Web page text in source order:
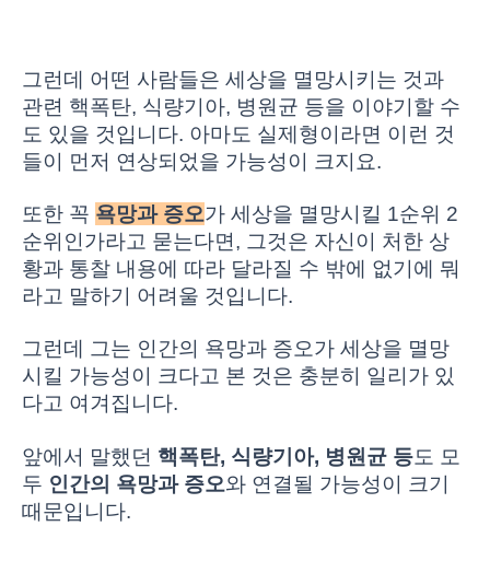
그런데 어떤 사람들은 세상을 멸망시키는 것과
관련 핵폭탄, 식량기아, 병원균 등을 이야기할 수
도 있을 것입니다. 아마도 실제형이라면 이런 것
들이 먼저 연상되었을 가능성이 크지요.
또한 꼭 욕망과 증오가 세상을 멸망시킬 1순위 2
순위인가라고 묻는다면, 그것은 자신이 처한 상
황과 통찰 내용에 따라 달라질 수 밖에 없기에 뭐
라고 말하기 어려울 것입니다.
그런데 그는 인간의 욕망과 증오가 세상을 멸망
시킬 가능성이 크다고 본 것은 충분히 일리가 있
다고 여겨집니다.
앞에서 말했던 핵폭탄, 식량기아, 병원균 등도 모
두 인간의 욕망과 증오와 연결될 가능성이 크기
때문입니다.